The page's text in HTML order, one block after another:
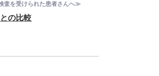
査を受けられた患者さんへ≫
の比較